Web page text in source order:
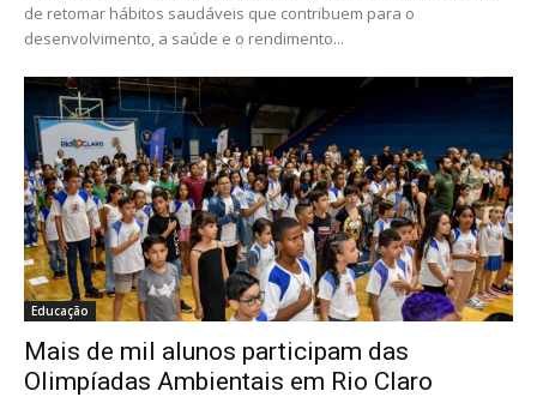
de retomar hábitos saudáveis que contribuem para o
desenvolvimento, a saúde e o rendimento...
Educação
Mais de mil alunos participam das
Olimpíadas Ambientais em Rio Claro